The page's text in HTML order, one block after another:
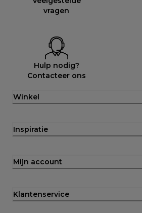
vragen
Hulp nodig?
Contacteer ons
Winkel
Inspiratie
Mijn account
Klantenservice